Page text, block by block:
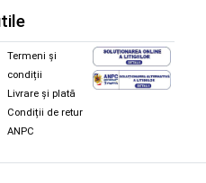
Termeni și
condiții
Livrare și plată
Condiții de retur
ANPC